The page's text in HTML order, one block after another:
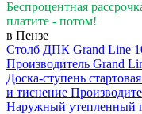
Беспроцентная
платите - потом!
в Пензе
Столб ДПК Grand Line
Производитель Grand
Доска-ступень
и тиснение
Наружный утепленный